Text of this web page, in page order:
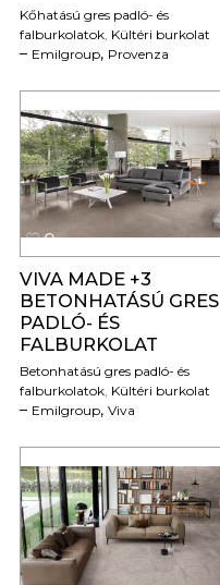
Kőhatású gres padló- és
falburkolatok, Kültéri burkolat
Emilgroup, Provenza
0
VIVA MADE +3
BETONHATÁSÚ GRES
PADLÓ- ÉS
FALBURKOLAT
Betonhatású gres padló- és
falburkolatok, Kültéri burkolat
Emilgroup, Viva